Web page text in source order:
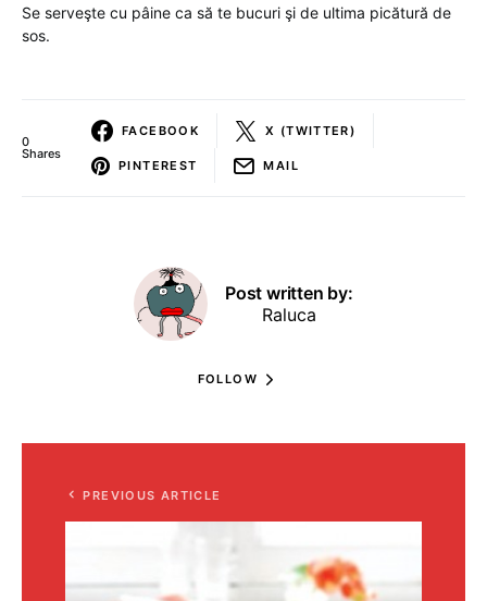
Se serveşte cu pâine ca să te bucuri şi de ultima picătură de
sos.
0
Shares
FACEBOOK X (TWITTER)
PINTEREST MAIL
Post written by:
Raluca
FOLLOW
PREVIOUS ARTICLE